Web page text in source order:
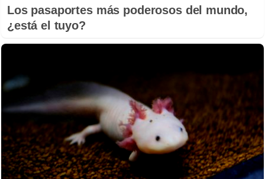
Los pasaportes más poderosos del mundo,
¿está el tuyo?